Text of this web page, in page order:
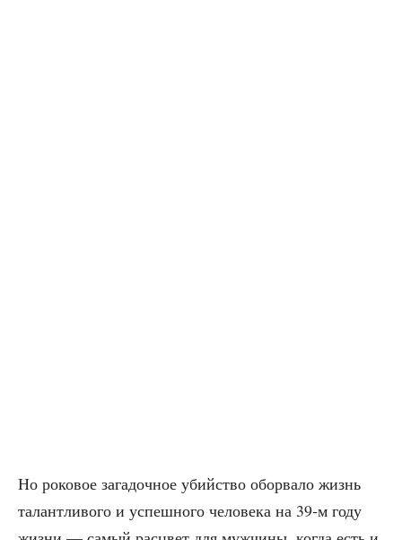
Но роко­вое зага­доч­ное убий­ство обо­рва­ло жизнь
талант­ли­во­го и успеш­но­го чело­ве­ка на 39‑м году